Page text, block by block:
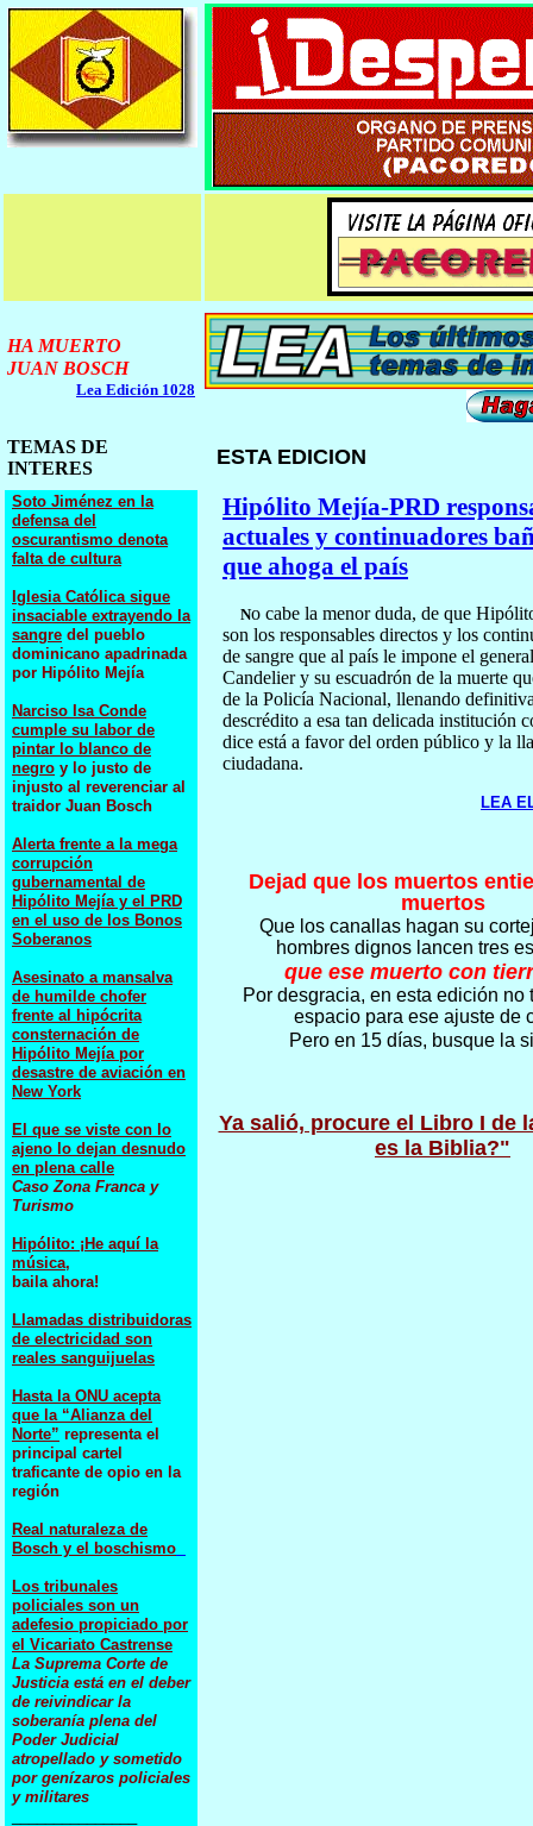
HA MUERTO
JUAN BOSCH
Lea Edición 1028
TEMAS DE
INTERES
ESTA EDICION
Soto Jiménez en la
defensa del
oscurantismo denota
falta de cultura
Iglesia Católica sigue
insaciable extrayendo la
sangre del pueblo
dominicano apadrinada
por Hipólito Mejía
Narciso Isa Conde
cumple su labor de
pintar lo blanco de
negro y lo justo de
injusto al reverenciar al
traidor Juan Bosch
Alerta frente a la mega
corrupción
gubernamental de
Hipólito Mejía y el PRD
en el uso de los Bonos
Soberanos
Asesinato a mansalva
de humilde chofer
frente al hipócrita
consternación de
Hipólito Mejía por
desastre de aviación en
New York
El que se viste con lo
ajeno lo dejan desnudo
en plena calle
Caso Zona Franca y
Turismo
Hipólito: ¡He aquí la
música,
baila ahora!
Llamadas distribuidoras
de electricidad son
reales sanguijuelas
Hasta la ONU acepta
que la “Alianza del
Norte” representa el
principal cartel
traficante de opio en la
región
Real naturaleza de
Bosch y el boschismo
Los tribunales
policiales son un
adefesio propiciado por
el Vicariato Castrense
La Suprema Corte de
Justicia está en el deber
de reivindicar la
soberanía plena del
Poder Judicial
atropellado y sometido
por genízaros policiales
y militares
Hipólito Mejía-PRD
actuales y continuadores
que ahoga el país
No cabe la menor duda, de que
son los responsables directos y los
de sangre que al país le impone el
Candelier y su escuadrón de la muerte
de la Policía Nacional, llenando
descrédito a esa tan delicada institución
dice está a favor del orden público y la
ciudadana.
LEA
Dejad que los muertos
muertos
Que los canallas hagan su
hombres dignos lancen tres
que ese muerto con
Por desgracia, en esta edición no
espacio para ese ajuste de
Pero en 15 días, busque la
Ya salió, procure el Libro I de
es la Biblia?"